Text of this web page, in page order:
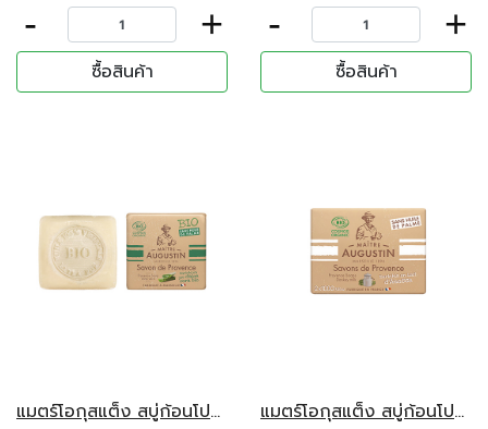
- +
ซื้อสินค้า
- +
ซื้อสินค้า
แมตร์โอกุสแต็ง สบู่ก้อนโปรวองซ์ กลิ่นอโลเวร่า 100 กรัม
แมตร์โอกุสแต็ง สบู่ก้อนโปรวองซ์ กลิ่นน้ำนมลา 2 x 100 กรัม